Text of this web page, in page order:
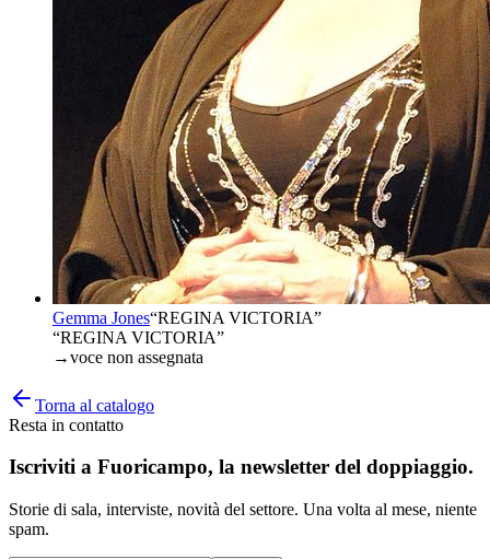
Gemma Jones“REGINA VICTORIA”
“REGINA VICTORIA”
→voce non assegnata
Torna al catalogo
Resta in contatto
Iscriviti a Fuoricampo, la newsletter del doppiaggio.
Storie di sala, interviste, novità del settore. Una volta al mese, niente
spam.